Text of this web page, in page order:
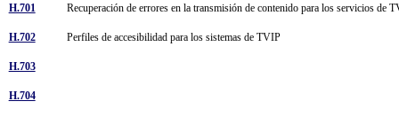
H.701 Recuperación de errores en la transmisión de contenido para los servicios de
H.702 Perfiles de accesibilidad para los sistemas de TVIP
H.703
H.704